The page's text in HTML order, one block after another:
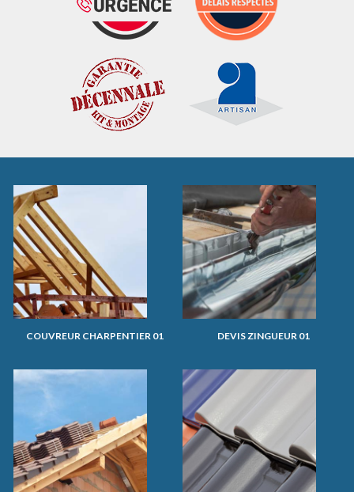
COUVREUR CHARPENTIER 01 DEVIS ZINGUEUR 01